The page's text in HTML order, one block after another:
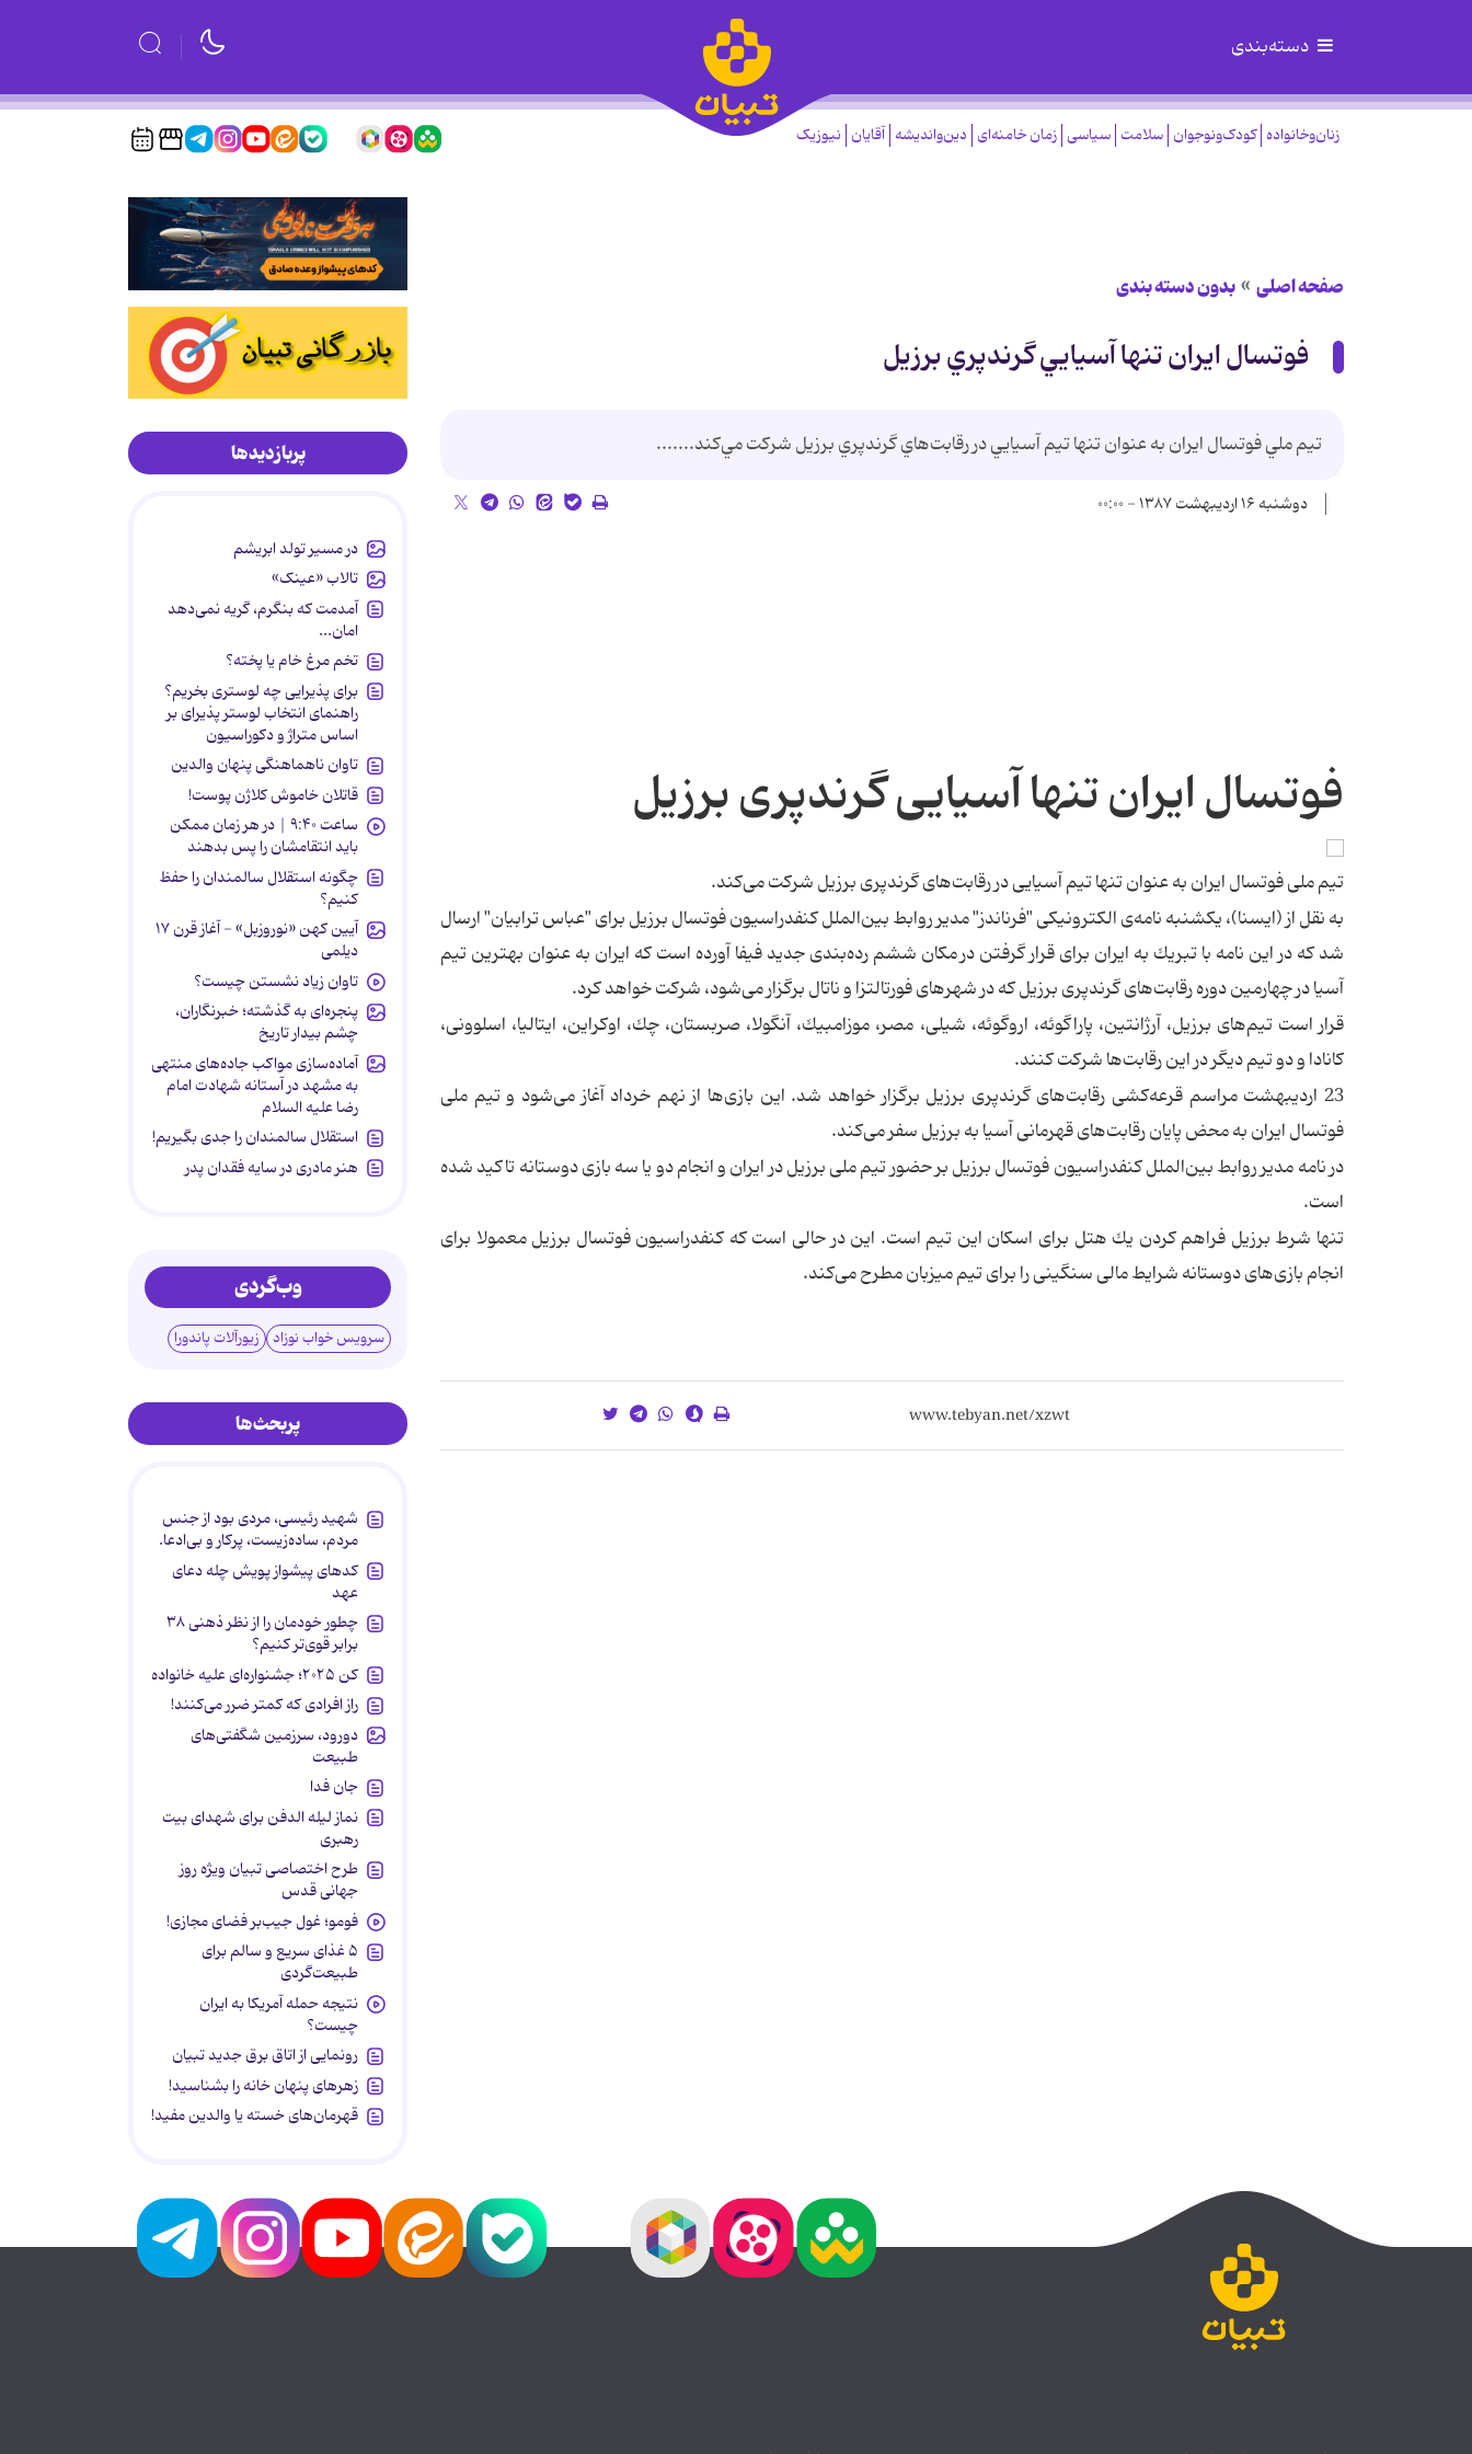
دسته‌بندی
زنان‌وخانواده کودک‌ونوجوان سلامت سیاسی زمان خامنه‌ای دین‌واندیشه آقایان نیوزیک
صفحه اصلی بدون دسته بندی
فوتسال ايران تنها آسيايي گرندپري برزيل
تيم ملي فوتسال ايران به عنوان تنها تيم آسيايي در رقابت‌هاي گرندپري برزيل شركت مي‌كند.......
دوشنبه ۱۶ اردیبهشت ۱۳۸۷ - ۰۰:۰۰
فوتسال ایران تنها آسیایی گرندپری برزیل
تیم ملی فوتسال ایران به عنوان تنها تیم آسیایی در رقابت‌های گرندپری برزیل شركت می‌كند.
به نقل از (ایسنا)، یكشنبه نامه‌ی الكترونیكی "فرناندز" مدیر روابط بین‌الملل كنفدراسیون فوتسال برزیل برای "عباس ترابیان" ارسال
شد كه در این نامه با تبریك به ایران برای قرار گرفتن در مكان ششم رده‌بندی جدید فیفا آورده است كه ایران به عنوان بهترین تیم
آسیا در چهارمین دوره رقابت‌های گرندپری برزیل كه در شهرهای فورتالتزا و ناتال برگزار می‌شود، شركت خواهد كرد.
قرار است تیم‌های برزیل، آرژانتین، پاراگوئه، اروگوئه، شیلی، مصر، موزامبیك، آنگولا، صربستان، چك، اوكراین، ایتالیا، اسلوونی،
كانادا و دو تیم دیگر در این رقابت‌ها شركت كنند.
23 اردیبهشت مراسم قرعه‌كشی رقابت‌های گرندپری برزیل برگزار خواهد شد. این بازی‌ها از نهم خرداد آغاز می‌شود و تیم ملی
فوتسال ایران به محض پایان رقابت‌های قهرمانی آسیا به برزیل سفر می‌كند.
در نامه مدیر روابط بین‌الملل كنفدراسیون فوتسال برزیل بر حضور تیم ملی برزیل در ایران و انجام دو یا سه بازی دوستانه تاكید شده
است.
تنها شرط برزیل فراهم كردن یك هتل برای اسكان این تیم است. این در حالی است كه كنفدراسیون فوتسال برزیل معمولا برای
انجام باز‌ی‌های دوستانه شرایط مالی سنگینی را برای تیم میزبان مطرح می‌كند.
پربازدیدها
در مسیر تولد ابریشم
تالاب «عینک»
آمدمت که بنگرم، گریه نمی‌دهد
امان...
تخم مرغ خام یا پخته؟
برای پذیرایی چه لوستری بخریم؟
راهنمای انتخاب لوستر پذیرای بر
اساس متراژ و دکوراسیون
تاوان ناهماهنگی پنهان والدین
قاتلان خاموش کلاژن پوست!
ساعت ۹:۴۰ | در هر زمان ممکن
باید انتقامشان را پس بدهند
چگونه استقلال سالمندان را حفظ
کنیم؟
آیین کهن «نوروزبل» - آغاز قرن ۱۷
دیلمی
تاوان زیاد نشستن چیست؟
پنجره‌ای به گذشته؛ خبرنگاران،
چشم بیدار تاریخ
آماده‌سازی مواکب جاده‌های منتهی
به مشهد در آستانه شهادت امام
رضا علیه السلام
استقلال سالمندان را جدی بگیریم!
هنر مادری در سایه‌ فقدان پدر
وب‌گردی
سرویس خواب نوزاد زیورآلات پاندورا
پربحث‌ها
شهید رئیسی، مردی بود از جنس
مردم، ساده‌زیست، پرکار و بی‌ادعا.
کدهای پیشواز پویش چله دعای
عهد
چطور خودمان را از نظر ذهنی ۳۸
برابر قوی‌تر کنیم؟
کن ۲۰۲۵؛ جشنواره‌ای علیه خانواده
راز افرادی که کمتر ضرر می‌کنند!
دورود، سرزمین شگفتی‌های
طبیعت
جان فدا
نماز لیله الدفن برای شهدای بیت
رهبری
طرح اختصاصی تبیان ویژه روز
جهانی قدس
فومو؛ غول جیب‌بر فضای مجازی!
۵ غذای سریع و سالم برای
طبیعت‌گردی
نتیجه حمله آمریکا به ایران
چیست؟
رونمایی از اتاق برق جدید تبیان
زهرهای پنهان خانه را بشناسید!
قهرمان‌های خسته یا والدین مفید!